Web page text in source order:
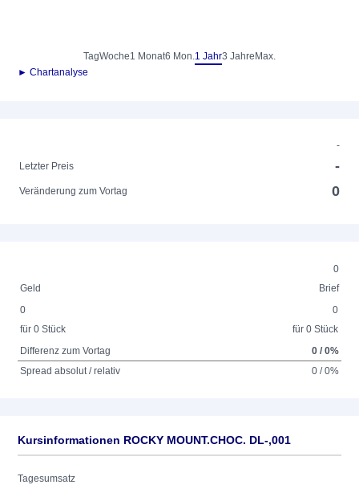
TagWoche1 Monat6 Mon.1 Jahr3 Jahre Max.
► Chartanalyse
-
Letzter Preis
-
Veränderung zum Vortag 0
0
Geld
Brief
0
für 0 Stück
0
für 0 Stück
Differenz zum Vortag
0 / 0%
Spread absolut / relativ
0 / 0%
Kursinformationen ROCKY MOUNT.CHOC. DL-,001
Tagesumsatz